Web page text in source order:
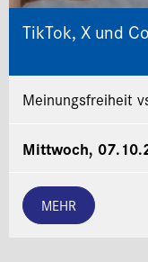
TikTok, X und
Meinungsfreiheit
Mittwoch,
MEHR